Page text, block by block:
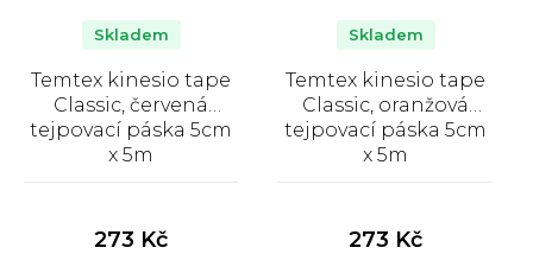
Temtex kinesio tape
Classic, červená
tejpovací páska 5cm
x 5m
produktu
Skladem
273 Kč
Temtex kinesio tape
Classic, oranžová
tejpovací páska 5cm
x 5m
produktu
Skladem
273 Kč